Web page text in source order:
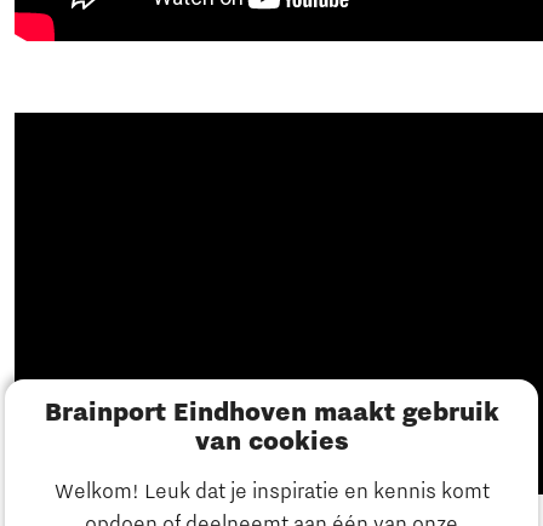
Brainport Eindhoven maakt gebruik
van cookies
Welkom! Leuk dat je inspiratie en kennis komt